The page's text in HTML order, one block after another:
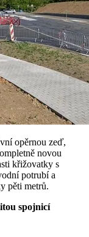
opěrnou zeď,
novou
křižovatky s
potrubí a
pěti metrů.
spojnicí